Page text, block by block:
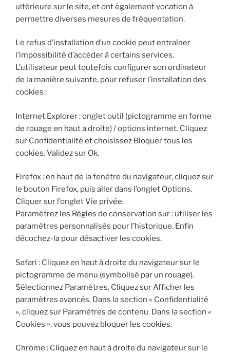
ultérieure sur le site, et ont également vocation à
permettre diverses mesures de fréquentation.
Le refus d’installation d’un cookie peut entraîner
l’impossibilité d’accéder à certains services.
L’utilisateur peut toutefois configurer son ordinateur
de la manière suivante, pour refuser l’installation des
cookies :
Internet Explorer : onglet outil (pictogramme en forme
de rouage en haut a droite) / options internet. Cliquez
sur Confidentialité et choisissez Bloquer tous les
cookies. Validez sur Ok.
Firefox : en haut de la fenêtre du navigateur, cliquez sur
le bouton Firefox, puis aller dans l’onglet Options.
Cliquer sur l’onglet Vie privée.
Paramétrez les Règles de conservation sur : utiliser les
paramètres personnalisés pour l’historique. Enfin
décochez-la pour désactiver les cookies.
Safari : Cliquez en haut à droite du navigateur sur le
pictogramme de menu (symbolisé par un rouage).
Sélectionnez Paramètres. Cliquez sur Afficher les
paramètres avancés. Dans la section « Confidentialité
», cliquez sur Paramètres de contenu. Dans la section «
Cookies », vous pouvez bloquer les cookies.
Chrome : Cliquez en haut à droite du navigateur sur le